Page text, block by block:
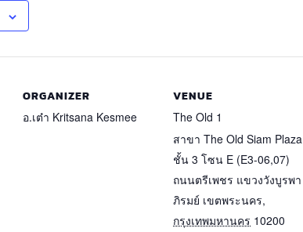
ORGANIZER
อ.เต๋า Kritsana Kesmee
VENUE
The Old 1
สาขา The Old Siam Plaza
ชั้น 3 โซน E (E3-06,07)
ถนนตรีเพชร แขวงวังบูรพา
ภิรมย์ เขตพระนคร,
กรุงเทพมหานคร 10200